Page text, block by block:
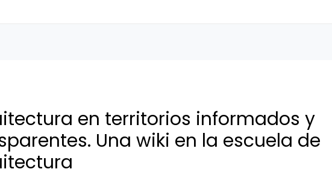
en territorios informados y
Una wiki en la escuela de